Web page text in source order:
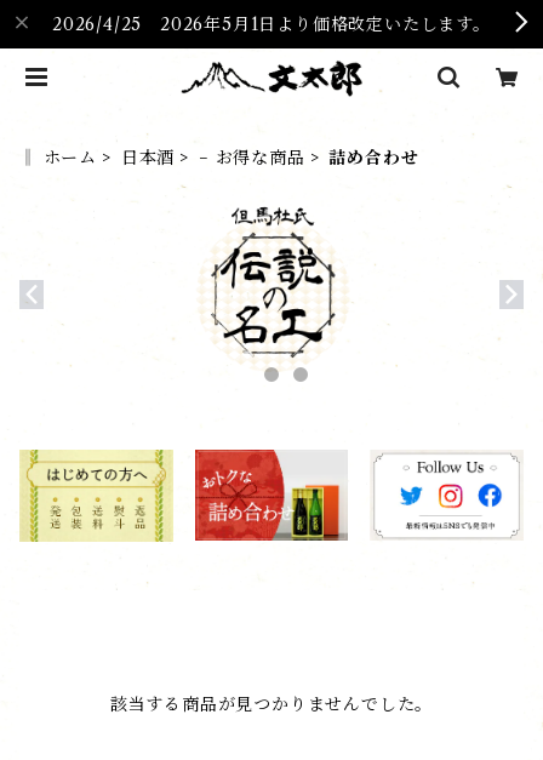
2026/4/25 2026年5月1日より価格改定いたします。
‖ ホーム 日本酒 − お得な商品 詰め合わせ
該当する商品が見つかりませんでした。